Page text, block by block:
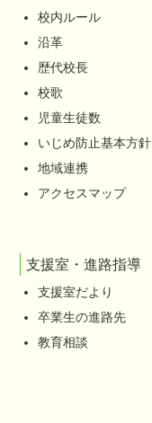
校内ルール
沿革
歴代校長
校歌
児童生徒数
いじめ防止基本方針
地域連携
アクセスマップ
支援室・進路指導
支援室だより
卒業生の進路先
教育相談